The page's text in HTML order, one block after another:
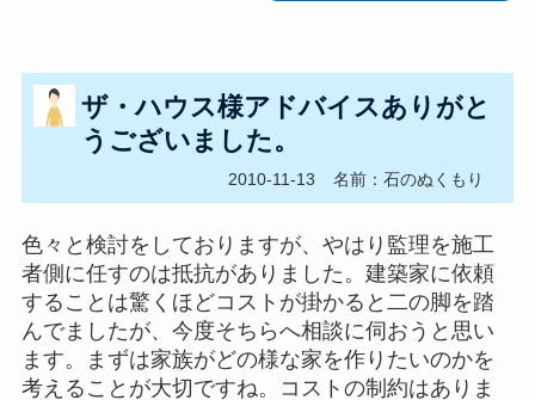
ザ・ハウス様アドバイスありがと
うございました。
2010-11-13 名前：石のぬくもり
色々と検討をしておりますが、やはり監理を施工
者側に任すのは抵抗がありました。建築家に依頼
することは驚くほどコストが掛かると二の脚を踏
んでましたが、今度そちらへ相談に伺おうと思い
ます。まずは家族がどの様な家を作りたいのかを
考えることが大切ですね。コストの制約はありま